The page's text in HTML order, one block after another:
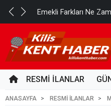
Emekli Farkları Ne
RESMİ İLANLAR
ANASAYFA RESMİ İLANLAR